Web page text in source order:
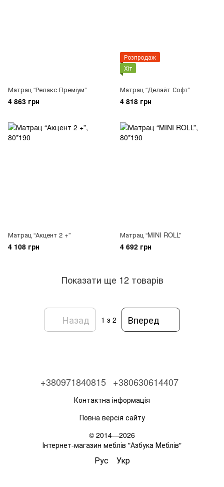
Матрац “Релакс Преміум”
4 863 грн
Розпродаж
Хіт
Матрац “Делайт Софт”
4 818 грн
Матрац “Акцент 2 +”
4 108 грн
Матрац “MINI ROLL”
4 692 грн
Показати ще 12 товарів
Назад 1 з 2 Вперед
+380971840815 +380630614407
Контактна інформація
Повна версія сайту
© 2014—2026
Інтернет-магазин меблів "Азбука Меблів"
Рус Укр